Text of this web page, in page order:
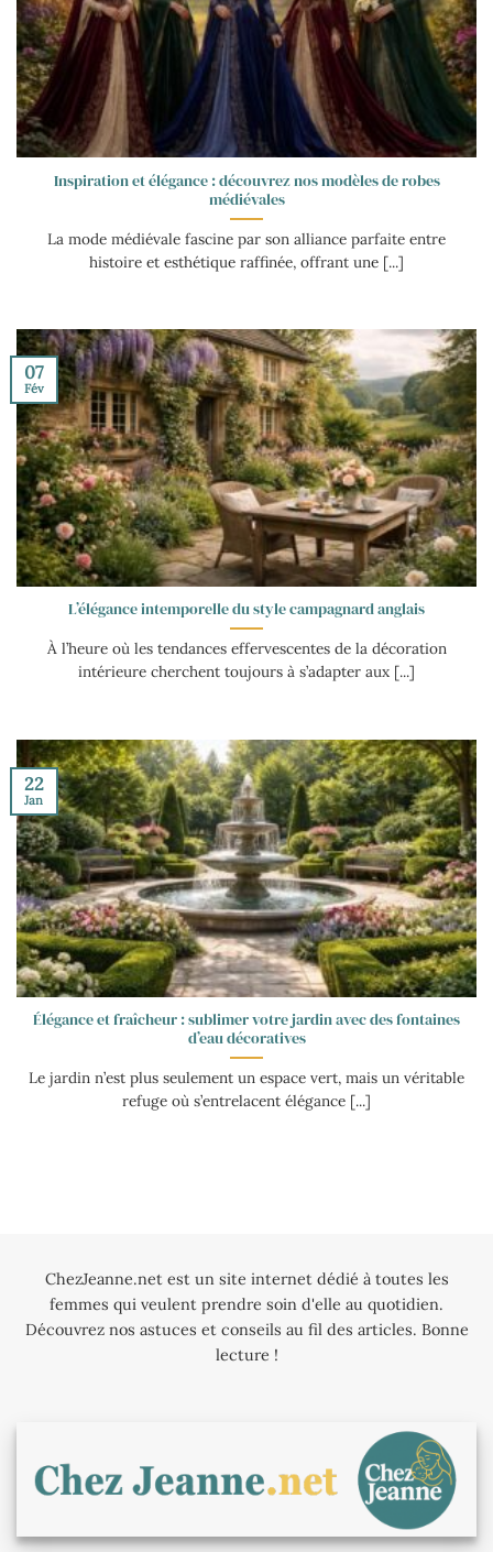
Inspiration et élégance : découvrez nos modèles de robes
médiévales
La mode médiévale fascine par son alliance parfaite entre
histoire et esthétique raffinée, offrant une [...]
L’élégance intemporelle du style campagnard anglais
À l’heure où les tendances effervescentes de la décoration
intérieure cherchent toujours à s’adapter aux [...]
07
Fév
Élégance et fraîcheur : sublimer votre jardin avec des fontaines
d’eau décoratives
Le jardin n’est plus seulement un espace vert, mais un véritable
refuge où s’entrelacent élégance [...]
22
Jan
ChezJeanne.net est un site internet dédié à toutes les
femmes qui veulent prendre soin d'elle au quotidien.
Découvrez nos astuces et conseils au fil des articles. Bonne
lecture !